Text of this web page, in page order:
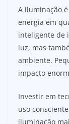
A iluminação
energia em
inteligente de
luz, mas
ambiente.
impacto
Investir em
uso
iluminação